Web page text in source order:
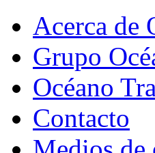
Acerca de
Grupo
Océano
Contacto